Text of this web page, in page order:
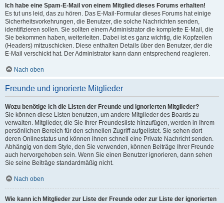
Ich habe eine Spam-E-Mail von einem Mitglied dieses Forums erhalten!
Es tut uns leid, das zu hören. Das E-Mail-Formular dieses Forums hat einige
Sicherheitsvorkehrungen, die Benutzer, die solche Nachrichten senden,
identifizieren sollen. Sie sollten einem Administrator die komplette E-Mail, die
Sie bekommen haben, weiterleiten. Dabei ist es ganz wichtig, die Kopfzeilen
(Headers) mitzuschicken. Diese enthalten Details über den Benutzer, der die
E-Mail verschickt hat. Der Administrator kann dann entsprechend reagieren.
Nach oben
Freunde und ignorierte Mitglieder
Wozu benötige ich die Listen der Freunde und ignorierten Mitglieder?
Sie können diese Listen benutzen, um andere Mitglieder des Boards zu
verwalten. Mitglieder, die Sie Ihrer Freundesliste hinzufügen, werden in Ihrem
persönlichen Bereich für den schnellen Zugriff aufgelistet. Sie sehen dort
deren Onlinestatus und können ihnen schnell eine Private Nachricht senden.
Abhängig von dem Style, den Sie verwenden, können Beiträge Ihrer Freunde
auch hervorgehoben sein. Wenn Sie einen Benutzer ignorieren, dann sehen
Sie seine Beiträge standardmäßig nicht.
Nach oben
Wie kann ich Mitglieder zur Liste der Freunde oder zur Liste der ignorierten